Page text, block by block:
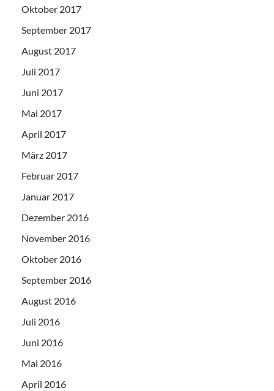
Oktober 2017
September 2017
August 2017
Juli 2017
Juni 2017
Mai 2017
April 2017
März 2017
Februar 2017
Januar 2017
Dezember 2016
November 2016
Oktober 2016
September 2016
August 2016
Juli 2016
Juni 2016
Mai 2016
April 2016